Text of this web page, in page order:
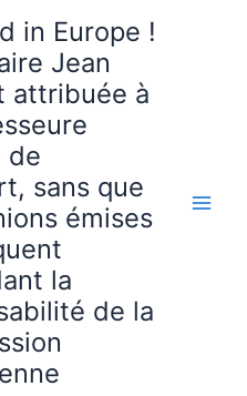
in Europe !
Jean
attribuée à
de
sans que
émises
la
de la